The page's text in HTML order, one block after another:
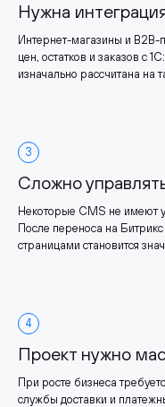
Нужна
Интернет-магазины и B2B-
цен, остатков и заказов с
изначально рассчитана на
3
Сложно
Некоторые CMS не имеют
После переноса на
страницами становится
4
Проект нужно
При росте бизнеса
службы доставки и